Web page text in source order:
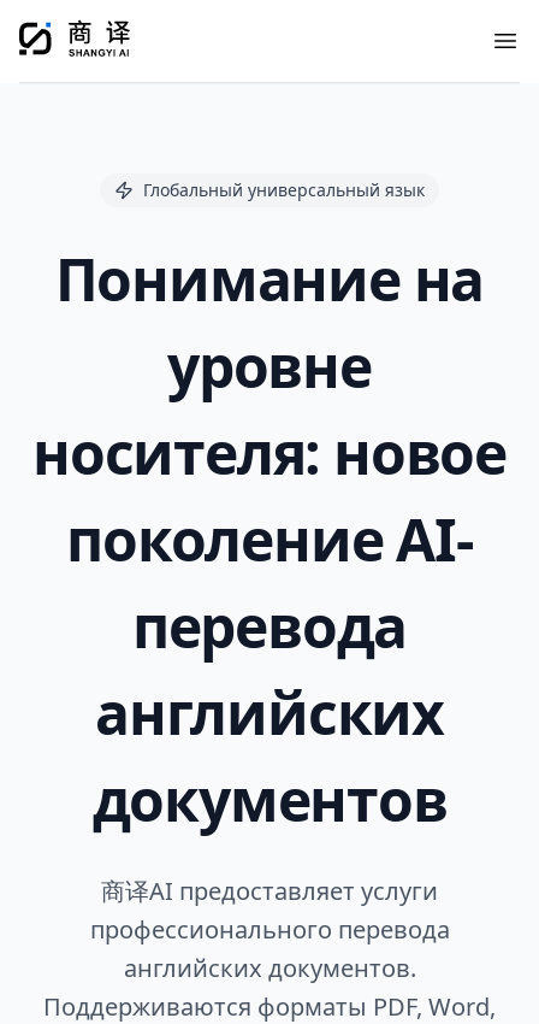
Глобальный универсальный язык
Понимание на
уровне
носителя: новое
поколение AI-
перевода
английских
документов
商译AI предоставляет услуги
профессионального перевода
английских документов.
Поддерживаются форматы PDF, Word,